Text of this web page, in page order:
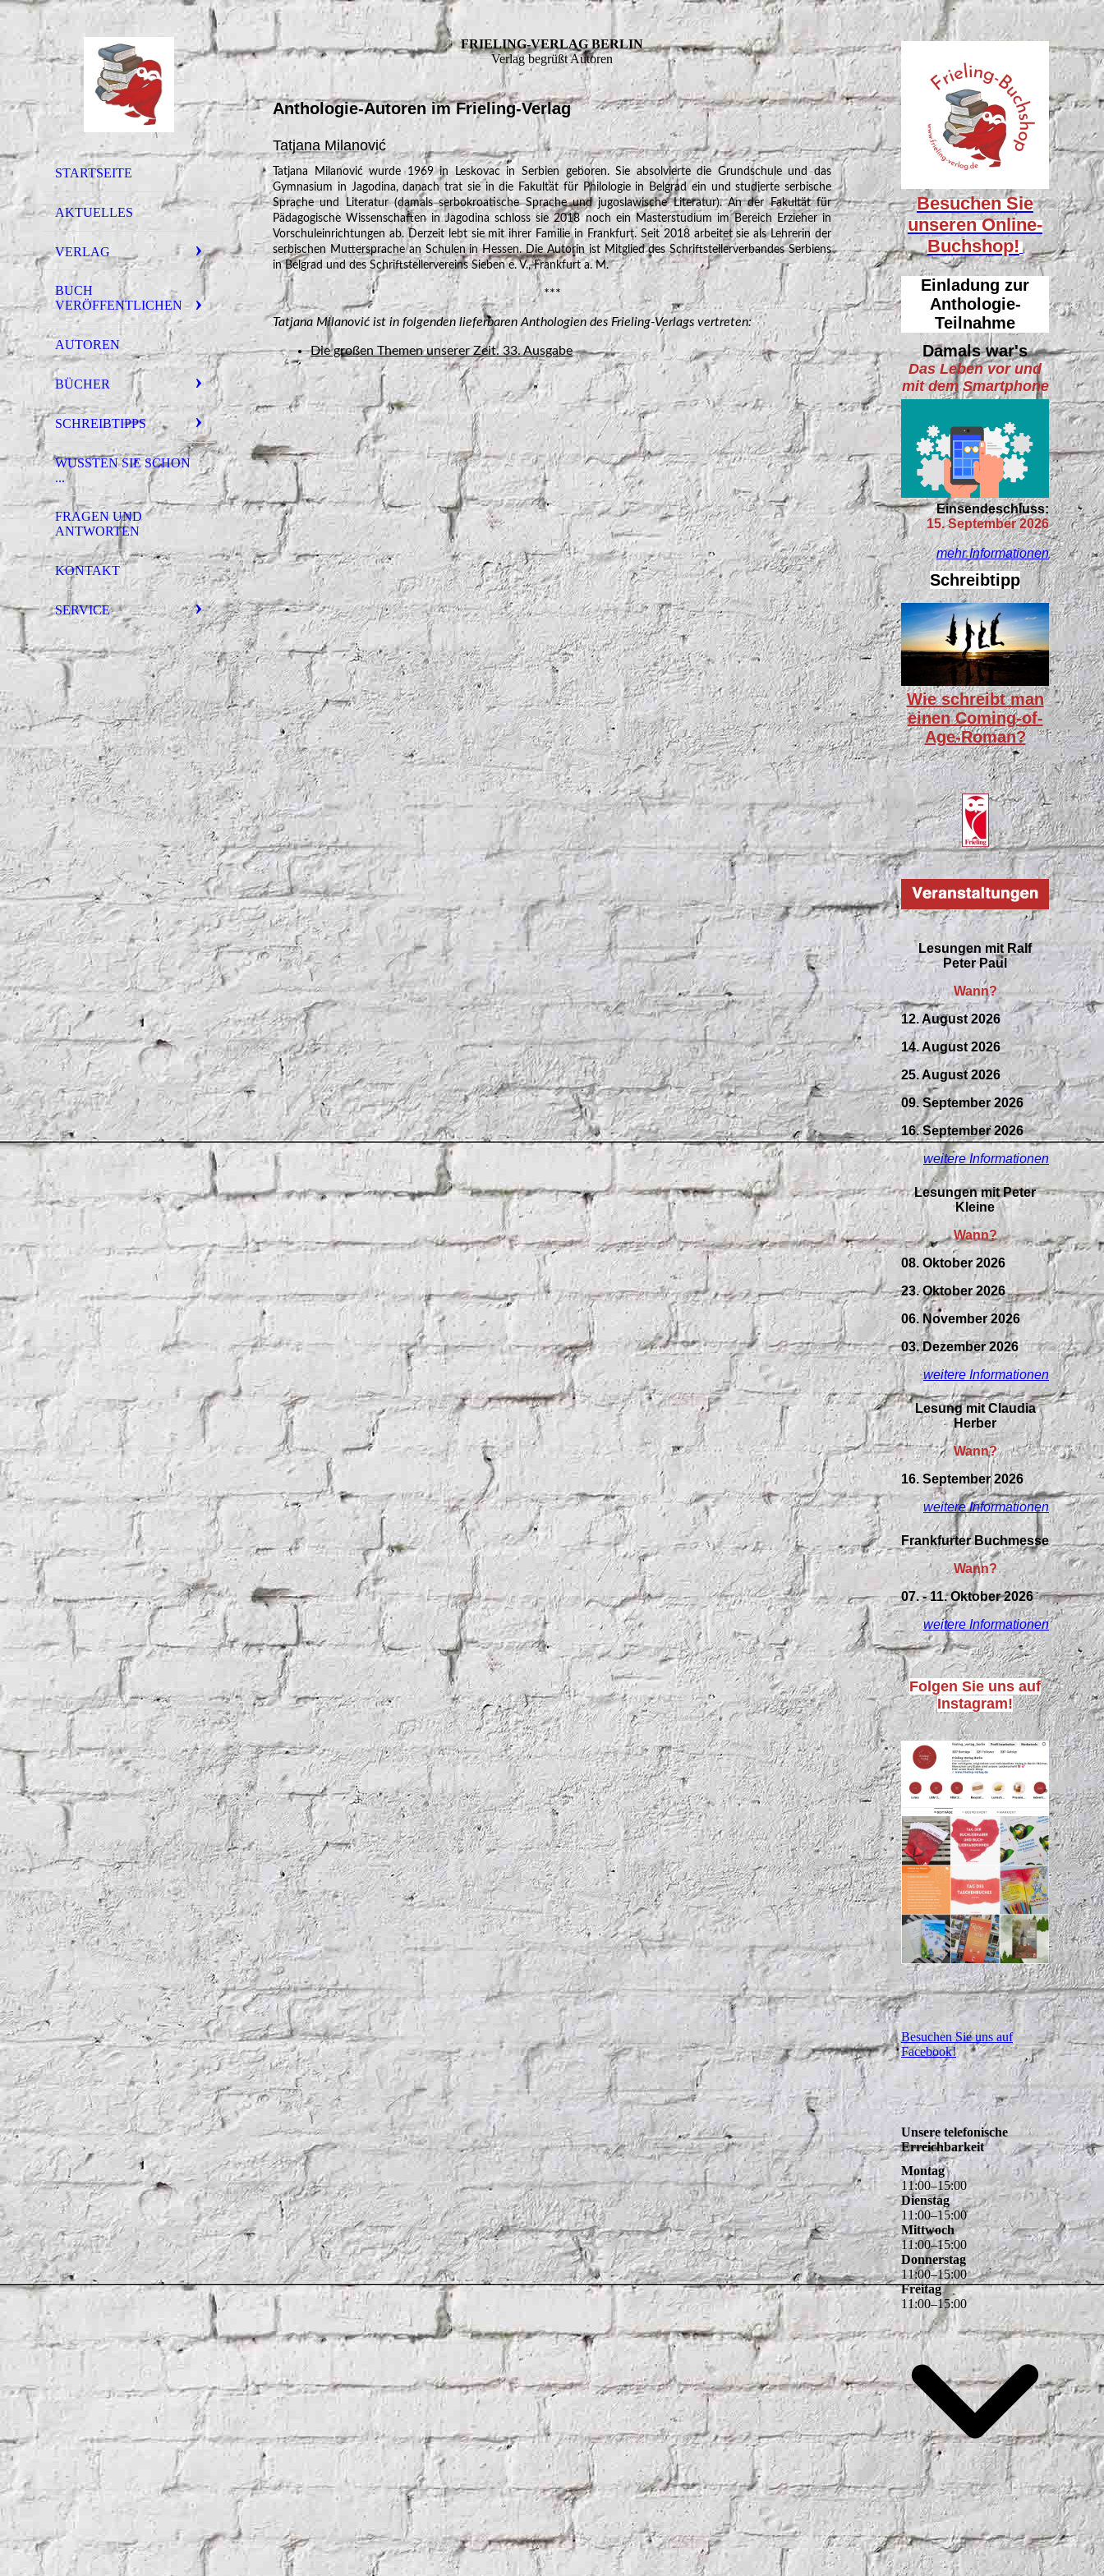
STARTSEITE
AKTUELLES
VERLAG
BUCH
VERÖFFENTLICHEN
AUTOREN
BÜCHER
SCHREIBTIPPS
WUSSTEN SIE SCHON
...
FRAGEN UND
ANTWORTEN
KONTAKT
SERVICE
FRIELING-VERLAG BERLIN
Verlag begrüßt Autoren
Anthologie-Autoren im Frieling-Verlag
Tatjana Milanović
Tatjana Milanović wurde 1969 in Leskovac in Serbien geboren. Sie absolvierte die Grundschule und das
Gymnasium in Jagodina, danach trat sie in die Fakultät für Philologie in Belgrad ein und studierte serbische
Sprache und Literatur (damals serbokroatische Sprache und jugoslawische Literatur). An der Fakultät für
Pädagogische Wissenschaften in Jagodina schloss sie 2018 noch ein Masterstudium im Bereich Erzieher in
Vorschuleinrichtungen ab. Derzeit lebt sie mit ihrer Familie in Frankfurt. Seit 2018 arbeitet sie als Lehrerin der
serbischen Muttersprache an Schulen in Hessen. Die Autorin ist Mitglied des Schriftstellerverbandes Serbiens
in Belgrad und des Schriftstellervereins Sieben e. V., Frankfurt a. M.
***
Tatjana Milanović ist in folgenden lieferbaren Anthologien des Frieling-Verlags vertreten:
Die großen Themen unserer Zeit. 33. Ausgabe
Besuchen Sie
unserenOnline-
Buchshop!
Einladung zur
Anthologie-
Teilnahme
Damals war's
Das Leben vor und
mit dem Smartphone
Einsendeschluss:
15. September 2026
mehr Informationen
Schreibtipp
Wie schreibt man
einen Coming-of-
Age-Roman?
Lesungen mit Ralf
Peter Paul
Wann?
12. August 2026
14. August 2026
25. August 2026
09.September2026
16. September 2026
weitere Informationen
Lesungen mit Peter
Kleine
Wann?
08. Oktober 2026
23. Oktober 2026
06. November 2026
03. Dezember 2026
weitere Informationen
Lesung mit Claudia
Herber
Wann?
16. September 2026
weitere Informationen
Frankfurter Buchmesse
Wann?
07. - 11. Oktober 2026
weitere Informationen
Folgen Sie uns auf
Instagram!
Besuchen Sie uns auf
Facebook!
Unsere telefonische
Erreichbarkeit
Montag
11:00–15:00
Dienstag
11:00–15:00
Mittwoch
11:00–15:00
Donnerstag
11:00–15:00
Freitag
11:00–15:00